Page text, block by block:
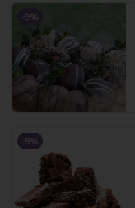
-9%
-9%